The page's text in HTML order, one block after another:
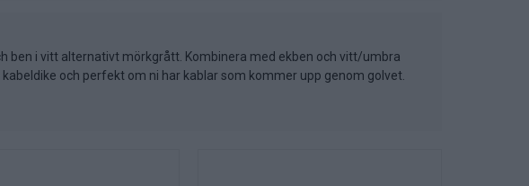
ben i vitt alternativt mörkgrått. Kombinera med ekben och vitt/umbra
och perfekt om ni har kablar som kommer upp genom golvet.